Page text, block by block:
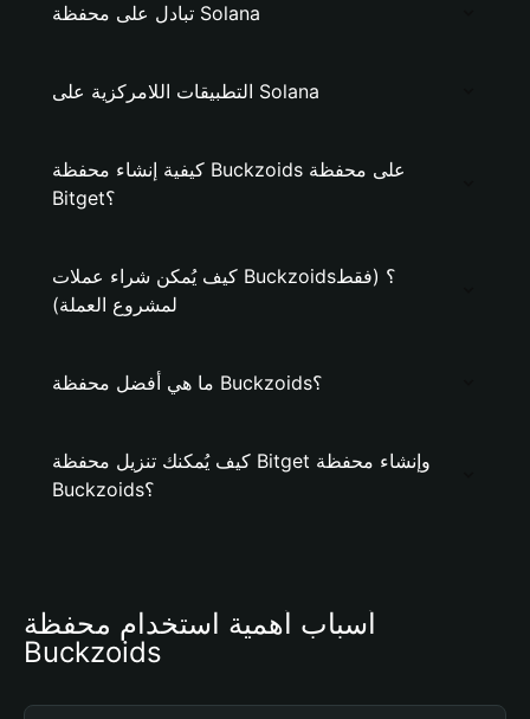
تبادل على محفظة Solana
التطبيقات اللامركزية على Solana
كيفية إنشاء محفظة Buckzoids على محفظة
Bitget؟
كيف يُمكن شراء عملات Buckzoids؟ (فقط
لمشروع العملة)
ما هي أفضل محفظة Buckzoids؟
كيف يُمكنك تنزيل محفظة Bitget وإنشاء محفظة
Buckzoids؟
أسباب أهمية استخدام محفظة
Buckzoids